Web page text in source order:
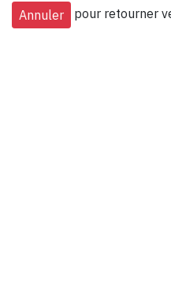
pour retourner